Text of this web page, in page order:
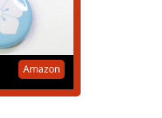
Amazon